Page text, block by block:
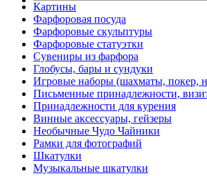
Картины
Фарфоровая посуда
Фарфоровые скульптуры
Фарфоровые статуэтки
Сувениры из фарфора
Глобусы, бары и сундуки
Игровые наборы (шахматы, покер,
Письменные принадлежности,
Принадлежности для курения
Винные аксессуары, гейзеры
Необычные Чудо Чайники
Рамки для фотографий
Шкатулки
Музыкальные шкатулки